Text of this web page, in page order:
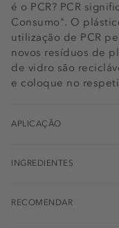
é o PCR? PCR
Consumo". O
utilização de PCR
novos resíduos de
de vidro são
e coloque no
APLICAÇÃO
INGREDIENTES
RECOMENDAR